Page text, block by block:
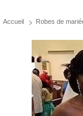
Accueil Robes de